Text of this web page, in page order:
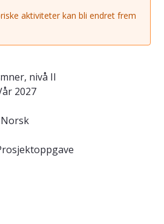
aktiviteter kan bli endret frem
nivå II
2027
Norsk